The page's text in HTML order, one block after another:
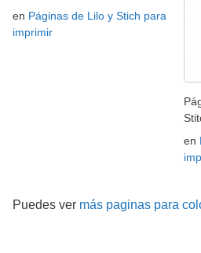
en Páginas de Lilo y Stich para
imprimir
en
Puedes ver más paginas para